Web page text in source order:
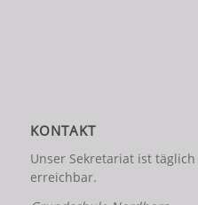
KONTAKT
Unser Sekretariat ist
erreichbar.